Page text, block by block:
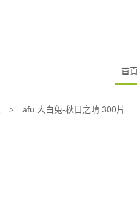
首頁
> afu 大白兔-秋日之晴 300片